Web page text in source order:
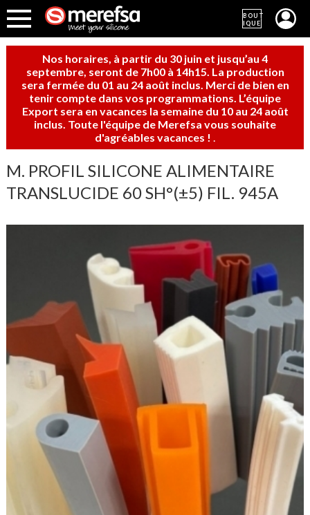
BOUT
IQUE
Nos horaires, à partir du 30 juin et jusqu’au 4
septembre, seront de 7h00 à 14h15. La production
sera fermée du 01 au 24 août inclus. Merci de bien en
tenir compte dans vos programmations. L’équipe
Export sera en vacances la semaine du 10 au 24 août
inclus. Toute l'équipe de Merefsa vous souhaite
d'agréables vacances !
M. PROFIL SILICONE ALIMENTAIRE
TRANSLUCIDE 60 SH°(±5) FIL. 945A